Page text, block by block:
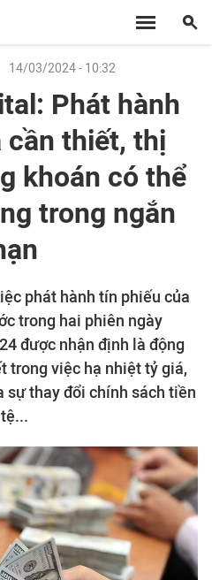
14/03/2024 - 10:32
Phát hành
cần thiết, thị
khoán có thể
trong ngắn
phát hành tín phiếu của
trong hai phiên ngày
được nhận định là động
trong việc hạ nhiệt tỷ giá,
sự thay đổi chính sách tiền
tệ...